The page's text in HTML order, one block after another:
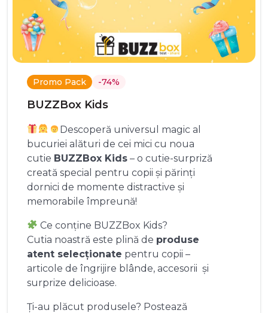
Promo Pack -74%
BUZZBox Kids
Descoperă universul magic al
bucuriei alături de cei mici cu noua
cutie BUZZBox Kids – o cutie-surpriză
creată special pentru copii și părinți
dornici de momente distractive și
memorabile împreună!
Ce conține BUZZBox Kids?
Cutia noastră este plină de produse
atent selecționate pentru copii –
articole de îngrijire blânde, accesorii și
surprize delicioase.
Ți-au plăcut produsele? Postează